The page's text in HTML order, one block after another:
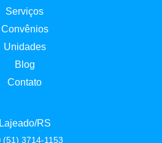
Serviços
Convênios
Unidades
Blog
Contato
Lajeado/RS
(51) 3714-1153